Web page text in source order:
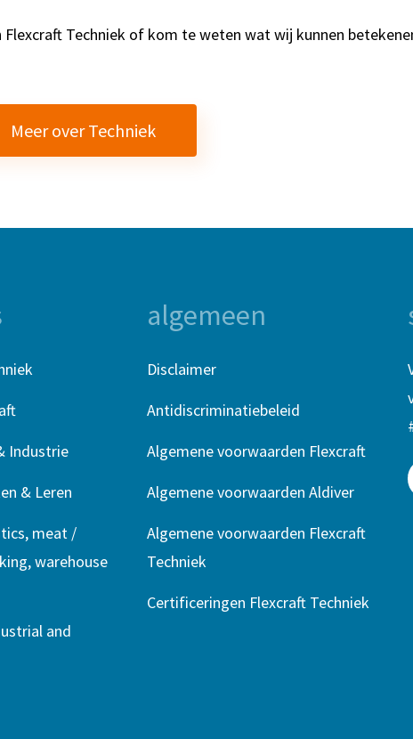
Flexcraft Techniek of kom te weten wat wij kunnen
Meer over Techniek
Industrie
& Leren
meat /
warehouse
and
algemeen
Disclaimer
Antidiscriminatiebeleid
Algemene voorwaarden Flexcraft
Algemene voorwaarden Aldiver
Algemene voorwaarden Flexcraft
Techniek
Certificeringen Flexcraft Techniek